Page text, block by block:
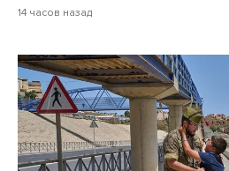
14 часов назад